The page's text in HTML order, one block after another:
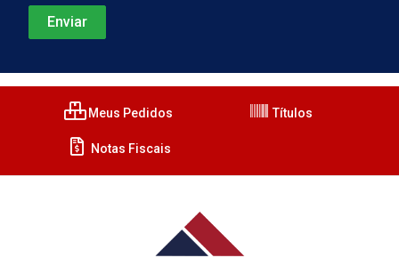
Meus Pedidos Títulos
Notas Fiscais